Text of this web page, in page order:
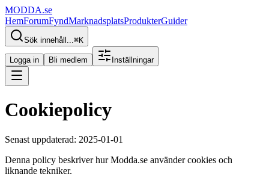
MODDA.se
HemForumFyndMarknadsplatsProdukterGuider
Sök innehåll...⌘K
Logga in Bli medlem Inställningar
Cookiepolicy
Senast uppdaterad: 2025-01-01
Denna policy beskriver hur Modda.se använder cookies och
liknande tekniker.